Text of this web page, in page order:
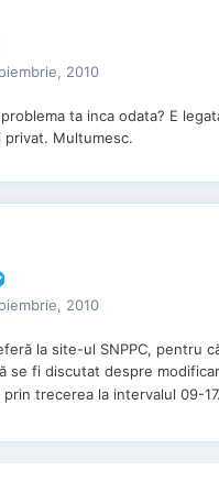
2010
ta inca odata? E
Multumesc.
2010
la site-ul SNPPC, pentru
se fi discutat despre
trecerea la intervalul 09-17.